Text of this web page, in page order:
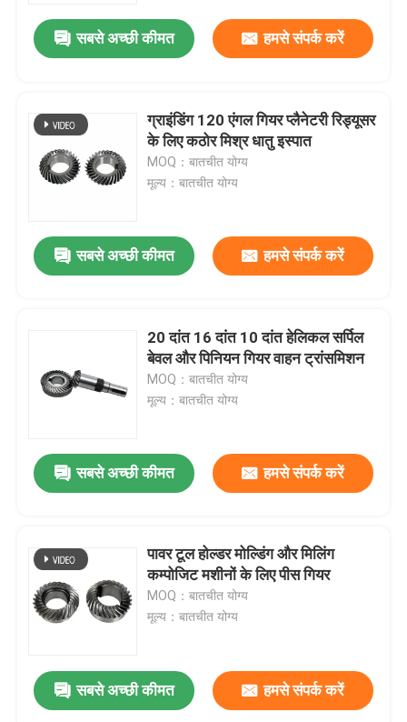
उत्पादों
हमारे बारे में
सबसे अच्छी कीमत हमसे संपर्क करें
ग्राइंडिंग 120 एंगल गियर प्लैनेटरी रिड्यूसर
के लिए कठोर मिश्र धातु इस्पात
MOQ：बातचीत योग्य
मूल्य：बातचीत योग्य
सबसे अच्छी कीमत हमसे संपर्क करें
20 दांत 16 दांत 10 दांत हेलिकल सर्पिल
बेवल और पिनियन गियर वाहन ट्रांसमिशन
MOQ：बातचीत योग्य
मूल्य：बातचीत योग्य
सबसे अच्छी कीमत हमसे संपर्क करें
पावर टूल होल्डर मोल्डिंग और मिलिंग
कम्पोजिट मशीनों के लिए पीस गियर
MOQ：बातचीत योग्य
मूल्य：बातचीत योग्य
सबसे अच्छी कीमत हमसे संपर्क करें
अतिरिक्त मोटी Lockstitch सिलाई मशीन bevel गियर स्क्रू गियर सर्पिल